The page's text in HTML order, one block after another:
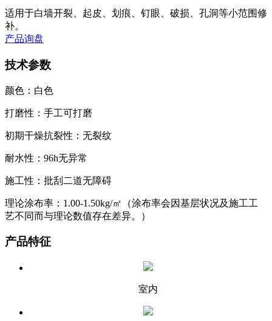
适用于白墙开裂、起皮、划痕、钉眼、破损、孔洞等小范围修
补。
产品询盘
技术参数
颜色：白色
打磨性：手工可打磨
初期干燥抗裂性：无裂纹
耐水性：96h无异常
施工性：批刮二道无障碍
理论涂布率：1.00-1.50kg/㎡（涂布率会因基层状况及施工工
艺不同而与理论数值存在差异。）
产品特征
室内